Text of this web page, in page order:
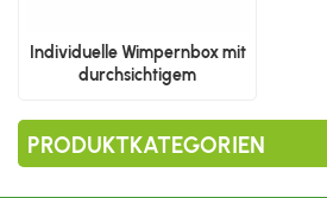
Individuelle Wimpernbox mit
durchsichtigem
PRODUKTKATEGORIEN